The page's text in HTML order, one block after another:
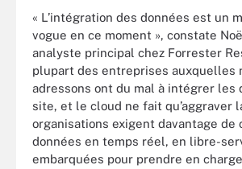
« L’intégration des données est un
vogue en ce moment », constate
analyste principal chez Forrester
plupart des entreprises auxquelles
adressons ont du mal à intégrer les
site, et le cloud ne fait qu’aggraver
organisations exigent davantage de
données en temps réel, en libre-
embarquées pour prendre en